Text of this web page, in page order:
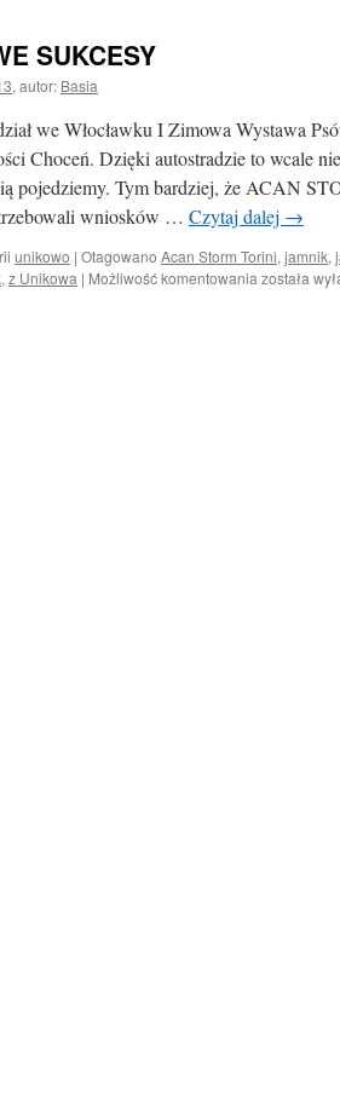
SUKCESY
, autor: Basia
we Włocławku I Zimowa Wystawa
Choceń. Dzięki autostradzie to wcale
pojedziemy. Tym bardziej, że ACAN
wniosków … Czytaj dalej →
unikowo | Otagowano Acan Storm Torini, jamnik,
, z Unikowa | Możliwość komentowania została